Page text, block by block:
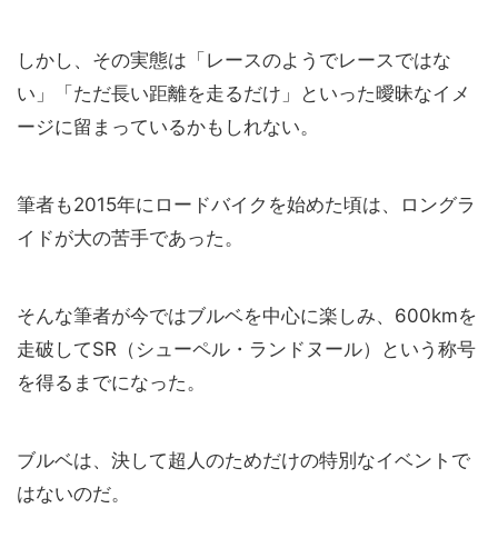
しかし、その実態は「レースのようでレースではな
い」「ただ長い距離を走るだけ」といった曖昧なイメ
ージに留まっているかもしれない。
筆者も2015年にロードバイクを始めた頃は、ロングラ
イドが大の苦手であった。
そんな筆者が今ではブルベを中心に楽しみ、600kmを
走破してSR（シューペル・ランドヌール）という称号
を得るまでになった。
ブルベは、決して超人のためだけの特別なイベントで
はないのだ。